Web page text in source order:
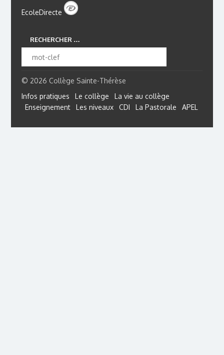
EcoleDirecte
RECHERCHER …
© 2026 Collège Sainte-Thérèse
Infos pratiques
Le collège
La vie au collège
Enseignement
Les niveaux CDI La Pastorale APEL